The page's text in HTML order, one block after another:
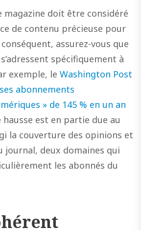
doit être considéré
de contenu précieuse pour
assurez-vous que
spécifiquement à
exemple, le Washington Post
abonnements
» de 145 % en un an
hausse est en partie due au
la couverture des opinions et
journal, deux domaines qui
les abonnés du